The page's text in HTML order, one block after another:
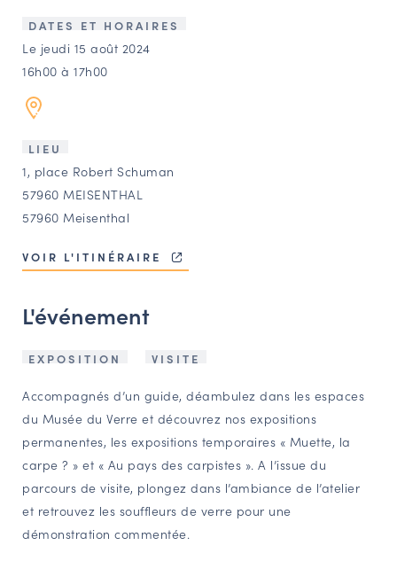
CONTACT
Agenda
Annuaire
Ressources
BOURSE D’ÉCHANGE
CARTES DES NAUDIN
Espace acteurs
NAVIGATION FILTRÉE « ACTEURS »
PORTAIL CULTURE
Comité d'Histoire Régionale
Service Inventaire et Patrimoines de la Région Grand Est
DATES ET HORAIRES
Le jeudi 15 août 2024
16h00 à 17h00
LIEU
1, place Robert Schuman
57960 MEISENTHAL
57960 Meisenthal
VOIR L'ITINÉRAIRE
L'événement
EXPOSITION VISITE
Accompagnés d’un guide, déambulez dans les espaces
du Musée du Verre et découvrez nos expositions
permanentes, les expositions temporaires « Muette, la
carpe ? » et « Au pays des carpistes ». A l’issue du
parcours de visite, plongez dans l’ambiance de l’atelier
et retrouvez les souffleurs de verre pour une
démonstration commentée.